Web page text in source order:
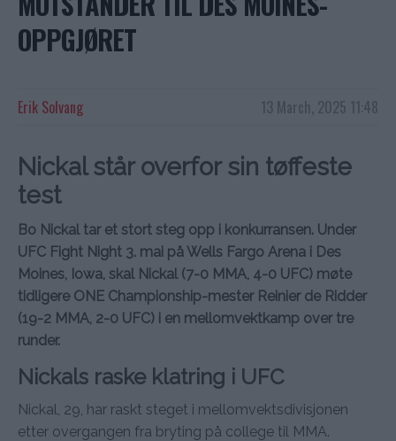
OPPGJØRET
13 March, 2025 11:48
Erik Solvang
Nickal står overfor sin tøffeste
test
Bo Nickal tar et stort steg opp i konkurransen. Under
UFC Fight Night 3. mai på Wells Fargo Arena i Des
Moines, Iowa, skal Nickal (7-0 MMA, 4-0 UFC) møte
tidligere ONE Championship-mester Reinier de Ridder
(19-2 MMA, 2-0 UFC) i en mellomvektkamp over tre
runder.
Nickals raske klatring i UFC
Nickal, 29, har raskt steget i mellomvektsdivisjonen
etter overgangen fra bryting på college til MMA.